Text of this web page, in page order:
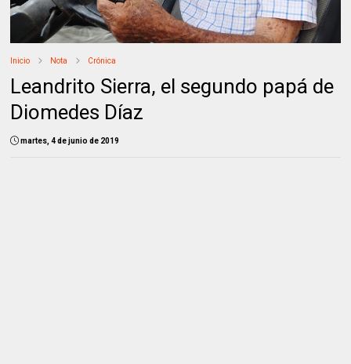
Inicio Nota Crónica
Leandrito Sierra, el segundo papá de
Diomedes Díaz
martes, 4 de junio de 2019